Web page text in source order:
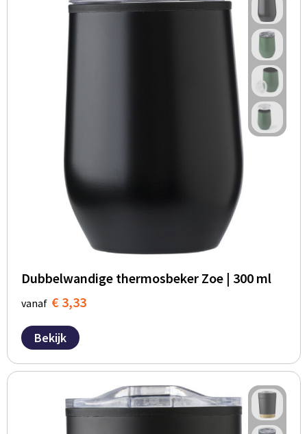
Dubbelwandige thermosbeker Zoe | 300 ml
vanaf € 3,33
Bekijk